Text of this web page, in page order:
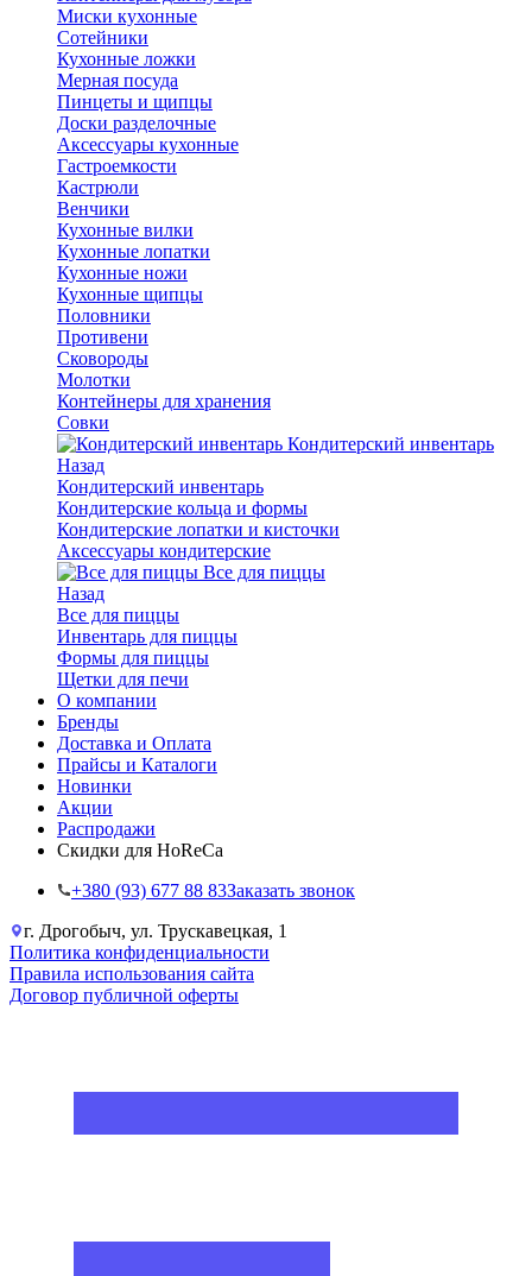
Миски кухонные
Сотейники
Кухонные ложки
Мерная посуда
Пинцеты и щипцы
Доски разделочные
Аксессуары кухонные
Гастроемкости
Кастрюли
Венчики
Кухонные вилки
Кухонные лопатки
Кухонные ножи
Кухонные щипцы
Половники
Противени
Сковороды
Молотки
Контейнеры для хранения
Совки
Кондитерский инвентарь
Назад
Кондитерский инвентарь
Кондитерские кольца и формы
Кондитерские лопатки и кисточки
Аксессуары кондитерские
Все для пиццы
Назад
Все для пиццы
Инвентарь для пиццы
Формы для пиццы
Щетки для печи
О компании
Бренды
Доставка и Оплата
Прайсы и Каталоги
Новинки
Акции
Распродажи
Скидки для HoReCa
+38‎0 (93) 677 88 83Заказать звонок
г. Дрогобыч, ул. Трускавецкая, 1
Политика конфиденциальности
Правила использования сайта
Договор публичной оферты